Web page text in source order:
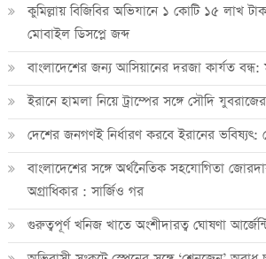
কুমিল্লায় বিজিবির অভিযানে ১ কোটি ১৫ লাখ
মোবাইল ডিসপ্লে জব্দ
বাংলাদেশের জন্য আসিয়ানের দরজা কার্যত বন্ধ:
ইরানে হামলা নিয়ে ট্রাম্পের সঙ্গে সৌদি
দেশের জনগণই নির্ধারণ করবে ইরানের ভবিষ্যৎ:
বাংলাদেশের সঙ্গে অর্থনৈতিক সহযোগিতা
অগ্রাধিকার : সার্জিও গর
গুরুত্বপূর্ণ খনিজ খাতে অংশীদারত্ব ঘোষণা